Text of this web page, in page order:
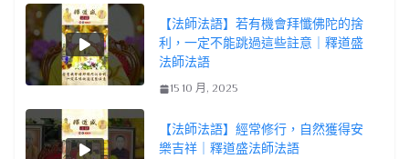
【法師法語】若有機會拜懺佛陀的捨
利，一定不能跳過這些註意｜釋道盛
法師法語
15 10 月, 2025
【法師法語】經常修行，自然獲得安
樂吉祥｜釋道盛法師法語